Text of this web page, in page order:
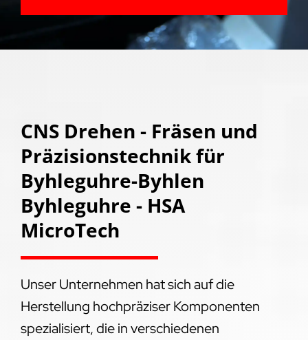
CNS Drehen - Fräsen und
Präzisionstechnik für
Byhleguhre-Byhlen
Byhleguhre - HSA
MicroTech
Unser Unternehmen hat sich auf die
Herstellung hochpräziser Komponenten
spezialisiert, die in verschiedenen